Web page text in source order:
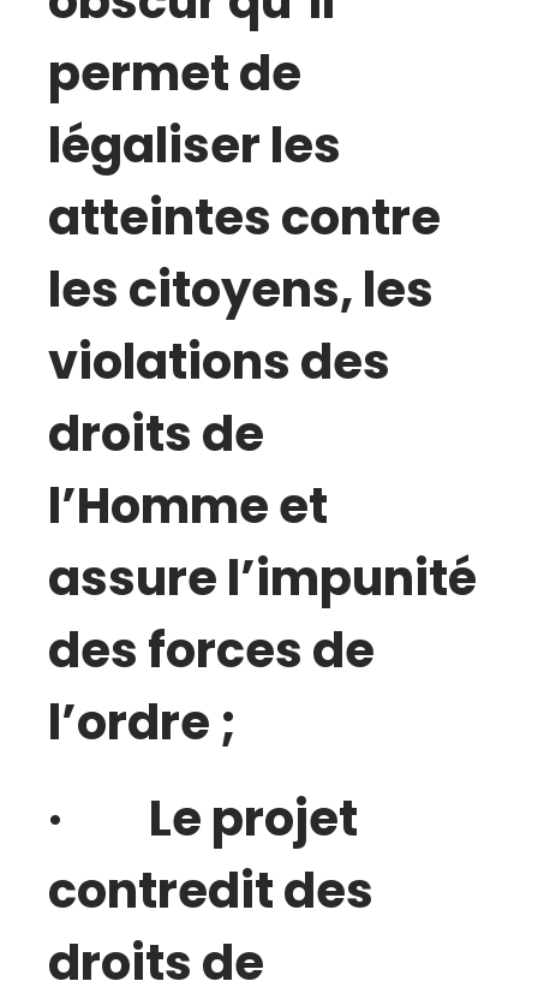
permet de
légaliser les
atteintes contre
les citoyens, les
violations des
droits de
l’Homme et
assure l’impunité
des forces de
l’ordre ;
· Le projet
contredit des
droits de